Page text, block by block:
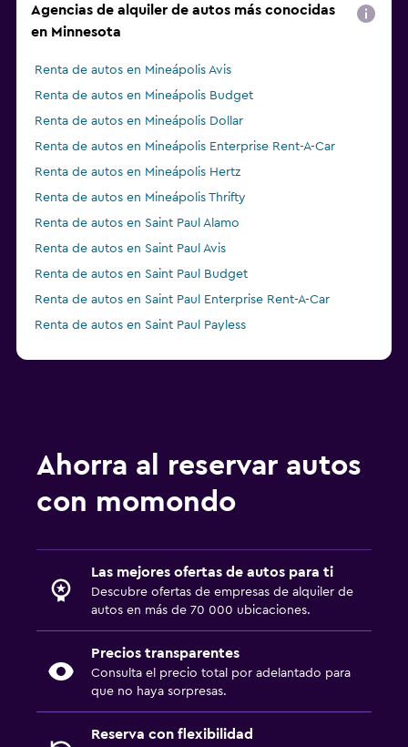
Agencias de alquiler de autos más conocidas
en Minnesota
Renta de autos en Mineápolis Avis
Renta de autos en Mineápolis Budget
Renta de autos en Mineápolis Dollar
Renta de autos en Mineápolis Enterprise Rent-A-Car
Renta de autos en Mineápolis Hertz
Renta de autos en Mineápolis Thrifty
Renta de autos en Saint Paul Alamo
Renta de autos en Saint Paul Avis
Renta de autos en Saint Paul Budget
Renta de autos en Saint Paul Enterprise Rent-A-Car
Renta de autos en Saint Paul Payless
Ahorra al reservar autos
con momondo
Las mejores ofertas de autos para ti
Descubre ofertas de empresas de alquiler de
autos en más de 70 000 ubicaciones.
Precios transparentes
Consulta el precio total por adelantado para
que no haya sorpresas.
Reserva con flexibilidad